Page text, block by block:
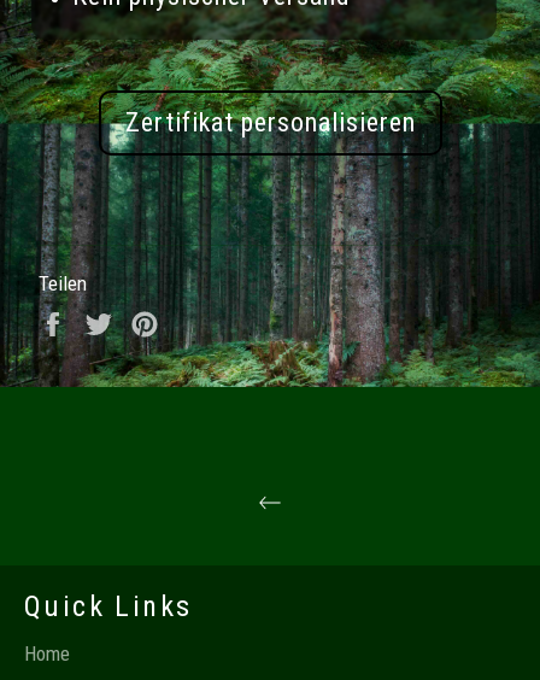
Zertifikat personalisieren
Teilen
Auf Facebook teilen
Auf Twitter twittern
Auf Pinterest pinnen
Quick Links
Home